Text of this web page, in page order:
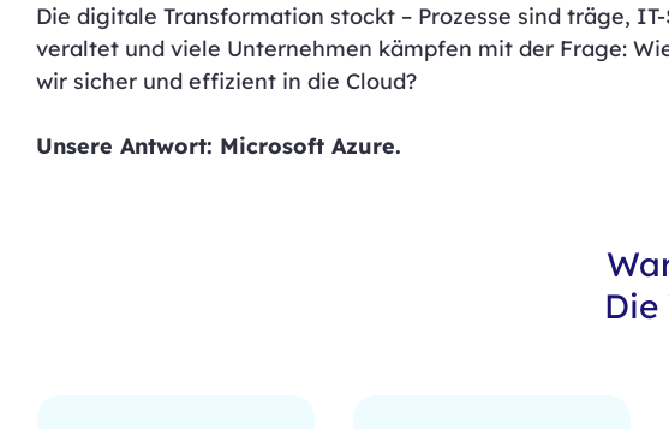
Die digitale Transformation stockt – Prozesse sind träge,
veraltet und viele Unternehmen kämpfen mit der Frage:
wir sicher und effizient in die Cloud?
Unsere Antwort: Microsoft Azure.